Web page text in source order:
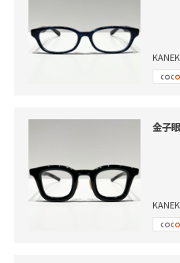
金子